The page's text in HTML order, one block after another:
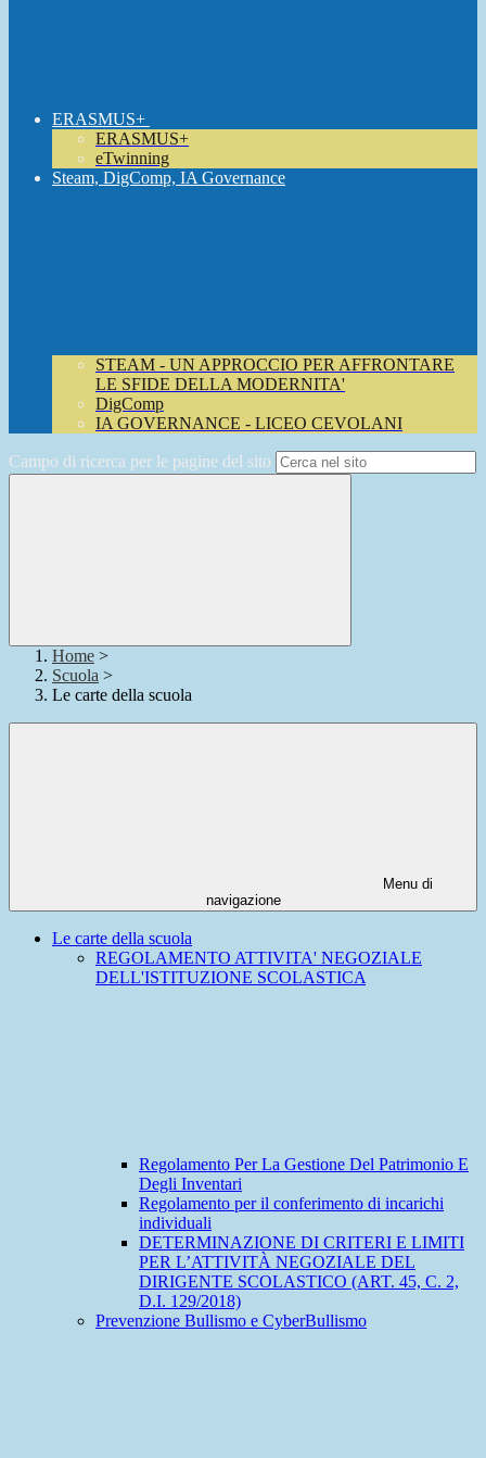
ERASMUS+
ERASMUS+
eTwinning
Steam, DigComp, IA Governance
STEAM - UN APPROCCIO PER AFFRONTARE
LE SFIDE DELLA MODERNITA'
DigComp
IA GOVERNANCE - LICEO CEVOLANI
Campo di ricerca per le pagine del sito
Home >
Scuola >
Le carte della scuola
Menu di
navigazione
Le carte della scuola
REGOLAMENTO ATTIVITA' NEGOZIALE
DELL'ISTITUZIONE SCOLASTICA
Regolamento Per La Gestione Del Patrimonio E
Degli Inventari
Regolamento per il conferimento di incarichi
individuali
DETERMINAZIONE DI CRITERI E LIMITI
PER L’ATTIVITÀ NEGOZIALE DEL
DIRIGENTE SCOLASTICO (ART. 45, C. 2,
D.I. 129/2018)
Prevenzione Bullismo e CyberBullismo